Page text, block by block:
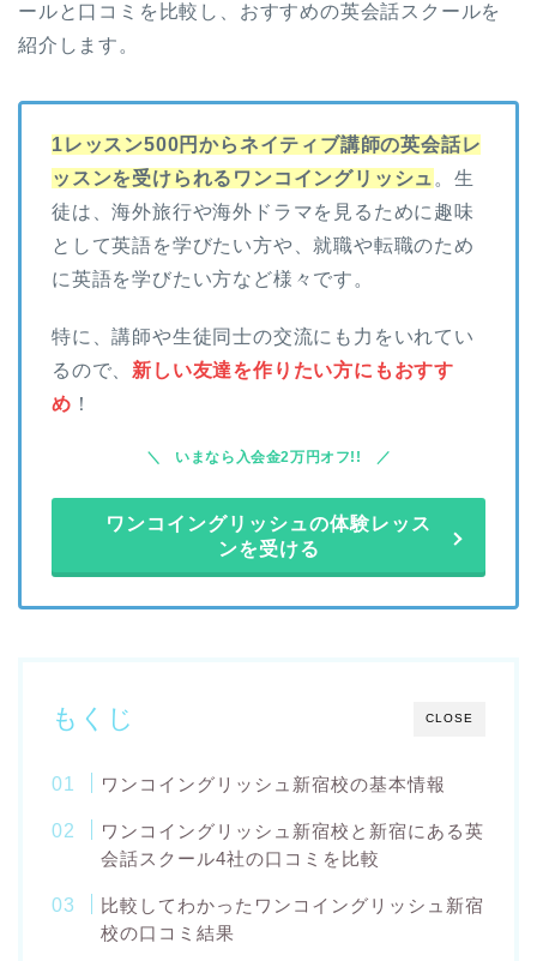
ールと口コミを比較し、おすすめの英会話スクールを
紹介します。
1レッスン500円からネイティブ講師の英会話レ
ッスンを受けられるワンコイングリッシュ。生
徒は、海外旅行や海外ドラマを見るために趣味
として英語を学びたい方や、就職や転職のため
に英語を学びたい方など様々です。
特に、講師や生徒同士の交流にも力をいれてい
るので、新しい友達を作りたい方にもおすす
め ！
いまなら入会金2万円オフ!!
ワンコイングリッシュの体験レッス
ンを受ける
CLOSE
もくじ
ワンコイングリッシュ新宿校の基本情報
ワンコイングリッシュ新宿校と新宿にある英
会話スクール4社の口コミを比較
比較してわかったワンコイングリッシュ新宿
校の口コミ結果